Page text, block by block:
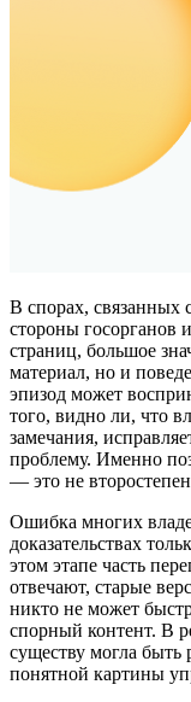
В спорах, связанных
стороны госорганов
страниц, большое
материал, но и
эпизод может
того, видно ли, что
замечания,
проблему. Именно
— это не
Ошибка многих
доказательствах
этом этапе часть
отвечают, старые
никто не может
спорный контент. В
существу могла быть
понятной картины